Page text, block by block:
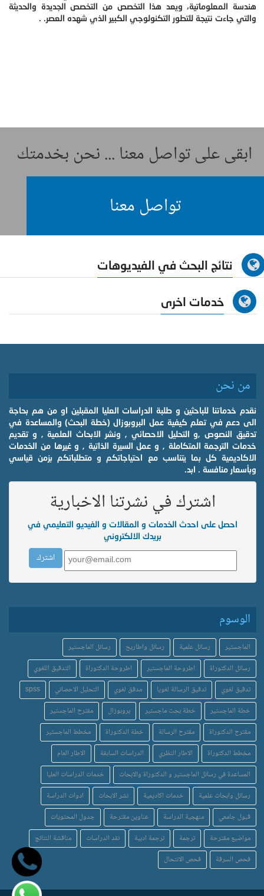
هندسة المعلوماتية، ويعد هذا التخصص من التخصص الجديدة والحديثة
والتي جاءت نتيجة للتطور التكنولوجي الكبير الذي شهده العصر. .
ابقى على تواصل معنا ... نحن بخدمتك
تواصل معنا
نتائج البحث في الفيديوهات
خدمات اخرى
من نحن
نقدم خدماتنا للباحثين و طلبة الدراسات العليا المقبلين او من هم بحاجة
الى دعم في تعلم كيفية عمل البروبوزال (خطة البحث) والمساعدة في
تدقيق النصوص ,و التحليل الاحصائي , ونشر الابحاث العلمية , و تقديم
خدمات الترجمة المتكاملة , و عمل السيرة الذاتية , و غيرها من الخدمات
الاكاديمية كل بما يتناسب مع احتياجاتكم و متطلباتكم بزمن قياسي
وبأسعار منافسة . ابد.
اشترك في نشرتنا الاخبارية
احصل على احدث الخدمات و المقالات و الفيديو التعليمي في
بريدك الالكتروني
الوسوم
الماجستير رسائل علمية رسائل واطاريح
رسائل الماجستير
رسائل الدكتوراة
اطروحة الماجستير اطروحة الدكتوراة
التدقيق اللغوي
تدقيق لغوي
تدقيق الرسالة لغويا مدقق لغوي التحليل الاحصائي
spss
خطة الماجستير
خطة بحث ماجستير بروبوزال
مقترح الماجستير
مقترح الدكتوراة
مقترح الرسالة خطة الدكتوراة
مخطط الماجستير
مخطط الدكتوراة
الاطار النظري الدراسات السابقة
الاطار العام
المساعدة في رسائل الماجستير و الدكتوراة والابحاث
خدمات الدراسات العليا
رسائل وابحاث علمية
خدمات اكاديمية نشر الابحاث
ادوات الدراسة
قبول جامعي
منهجية الدراسة عناوين مقترحة
جدول المحتويات
مواضيع مقترحة
ترجمة ترجمة ادبية نقد الدراسات
مناقشة النتائج
فحص السرقة
فحص الانتحال